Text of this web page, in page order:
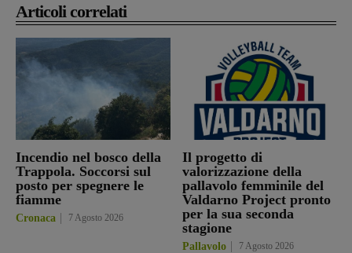
Articoli correlati
Incendio nel bosco della
Trappola. Soccorsi sul
posto per spegnere le
fiamme
Cronaca 7 Agosto 2026
Il progetto di
valorizzazione della
pallavolo femminile del
Valdarno Project pronto
per la sua seconda
stagione
Pallavolo 7 Agosto 2026